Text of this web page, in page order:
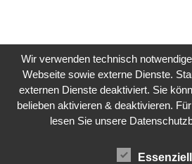
REDAKTIONSBÜRO
Wir verwenden technisch
Webseite sowie externe Dienste.
externen Dienste deaktiviert. Sie
belieben aktivieren & deaktivieren.
lesen Sie unsere
Essenziell